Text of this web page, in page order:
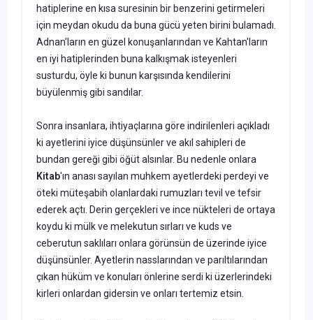
hatiplerine en kısa suresinin bir benzerini getirmeleri
için meydan okudu da buna gücü yeten birini bulamadı.
Adnan'ların en güzel konuşanlarından ve Kahtan'ların
en iyi hatiplerinden buna kalkışmak isteyenleri
susturdu, öyle ki bunun karşısında kendilerini
büyülenmiş gibi sandılar.
Sonra insanlara, ihtiyaçlarına göre indirilenleri açıkladı
ki ayet­lerini iyice düşünsünler ve akıl sahipleri de
bundan gereği gibi öğüt alsınlar. Bu nedenle onlara
Kitab'ın anası sayılan muhkem ayetlerdeki perdeyi ve
öteki müteşabih olanlardaki rumuzları tevil ve tefsir
ede­rek açtı. Derin gerçekleri ve ince nükteleri de ortaya
koydu ki mülk ve melekutun sırları ve kuds ve
ceberutun saklıları onlara görünsün de üzerinde iyice
düşünsünler. Ayetlerin nasslarından ve parıltılarından
çıkan hüküm ve konuları önlerine serdi ki üzerlerindeki
kirleri onlar­dan gidersin ve onları tertemiz etsin.